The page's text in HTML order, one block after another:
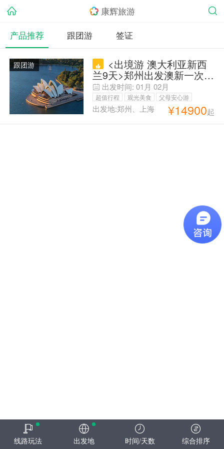
康辉旅游
产品推荐
跟团游 签证
跟团游 <出境游 澳大利亚新西
兰9天>郑州出发澳新一次游
两国；悉尼/墨尔本/奥克兰/
罗托鲁瓦，悉尼、新金山各
一天自由活动，随心搭配
出发时间: 01月 02月
超值行程 观光美食
父母安心游
亲子游
康辉自营 毕业季旅行
出发地:郑州、上海 ¥14900起
线路玩法 出发地 时间/天数 综合排序